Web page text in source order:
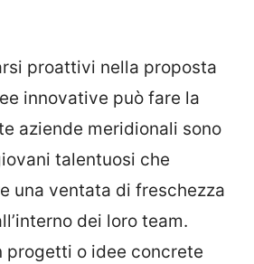
proattivi nella proposta
innovative può fare la
aziende meridionali sono
talentuosi che
una ventata di freschezza
dei loro team.
progetti o idee concrete